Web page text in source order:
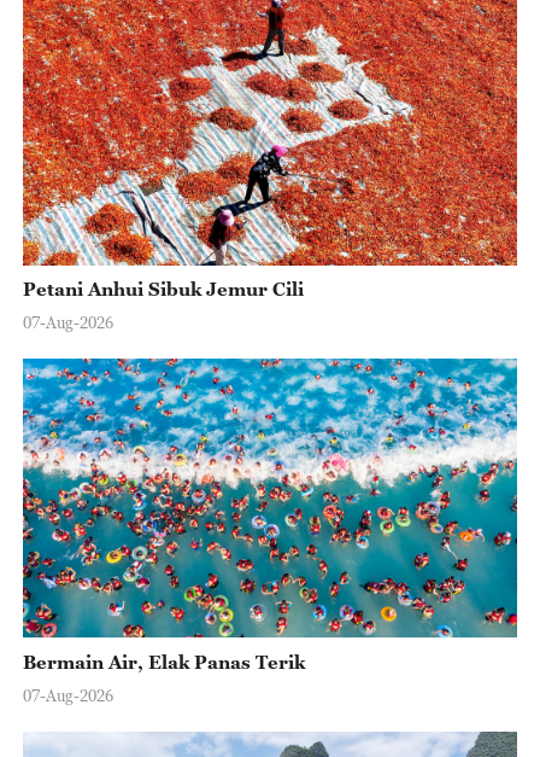
Petani Anhui Sibuk Jemur Cili
07-Aug-2026
Bermain Air, Elak Panas Terik
07-Aug-2026